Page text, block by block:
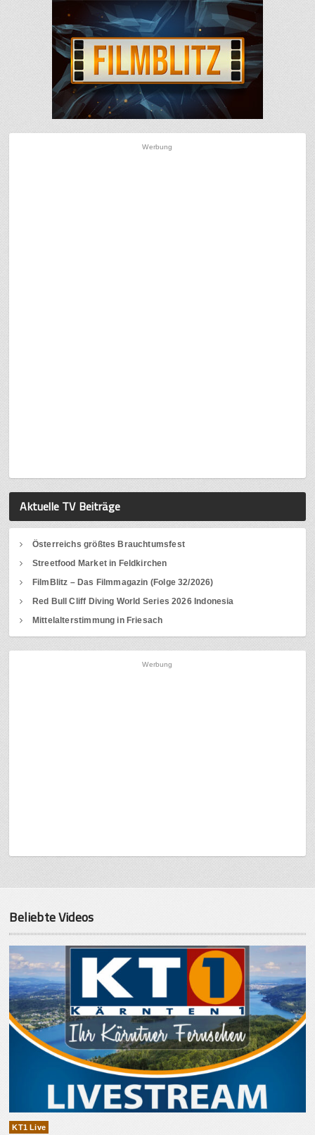
Werbung
Aktuelle TV Beiträge
Österreichs größtes Brauchtumsfest
Streetfood Market in Feldkirchen
FilmBlitz – Das Filmmagazin (Folge 32/2026)
Red Bull Cliff Diving World Series 2026 Indonesia
Mittelalterstimmung in Friesach
Werbung
Beliebte Videos
KT1 Live